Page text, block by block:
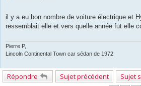
a
g
il y a eu bon nombre de voiture électrique et
ressemblait elle et vers quelle année fut elle
Pierre P,
Lincoln Continental Town car sédan de 1972
Répondre Sujet précédent Sujet